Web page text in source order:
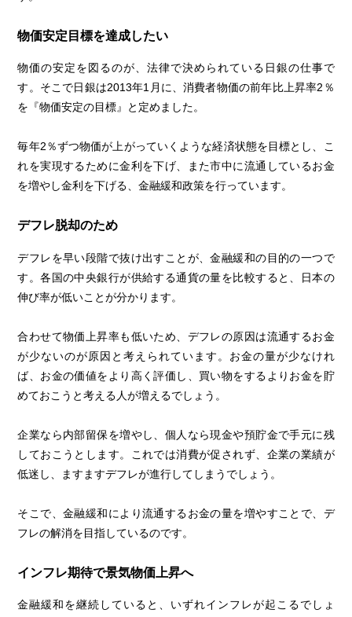
物価安定目標を達成したい
物価の安定を図るのが、法律で決められている日銀の仕事で
す。そこで日銀は2013年1月に、消費者物価の前年比上昇率2％
を『物価安定の目標』と定めました。
毎年2％ずつ物価が上がっていくような経済状態を目標とし、こ
れを実現するために金利を下げ、また市中に流通しているお金
を増やし金利を下げる、金融緩和政策を行っています。
デフレ脱却のため
デフレを早い段階で抜け出すことが、金融緩和の目的の一つで
す。各国の中央銀行が供給する通貨の量を比較すると、日本の
伸び率が低いことが分かります。
合わせて物価上昇率も低いため、デフレの原因は流通するお金
が少ないのが原因と考えられています。お金の量が少なけれ
ば、お金の価値をより高く評価し、買い物をするよりお金を貯
めておこうと考える人が増えるでしょう。
企業なら内部留保を増やし、個人なら現金や預貯金で手元に残
しておこうとします。これでは消費が促されず、企業の業績が
低迷し、ますますデフレが進行してしまうでしょう。
そこで、金融緩和により流通するお金の量を増やすことで、デ
フレの解消を目指しているのです。
インフレ期待で景気物価上昇へ
金融緩和を継続していると、いずれインフレが起こるでしょ